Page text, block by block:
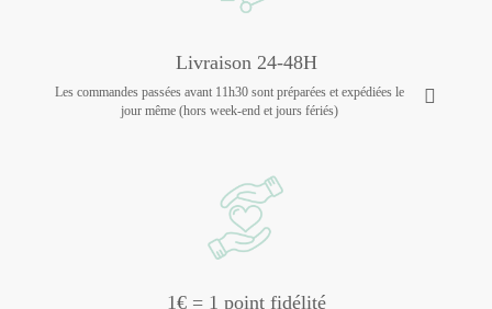
Livraison 24-48H
Les commandes passées avant 11h30 sont préparées et expédiées le
jour même (hors week-end et jours fériés)
1€ = 1 point fidélité